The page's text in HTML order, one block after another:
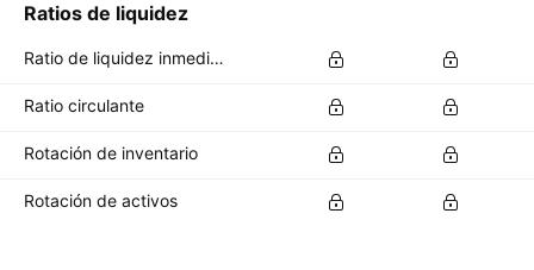
Ratios de liquidez
Ratio de liquidez inmediata (Quick ratio)
Ratio circulante
Rotación de inventario
Rotación de activos